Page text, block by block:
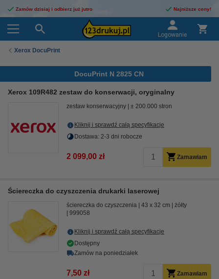
Zamów dzisiaj i odbierz już jutro Najniższe ceny!
Logowanie
Xerox DocuPrint
DocuPrint N 2825 CN
Xerox 109R482 zestaw do konserwacji, oryginalny
zestaw konserwacyjny ± 200.000 stron
Kliknij i sprawdź całą specyfikacje
Dostawa: 2-3 dni robocze
2 099,00 zł Zamawiam
Ściereczka do czyszczenia drukarki laserowej
ściereczka do czyszczenia 43 x 32 cm
żółty
999058
Kliknij i sprawdź całą specyfikacje
Dostępny
Zamów na poniedziałek
7,50 zł Zamawiam